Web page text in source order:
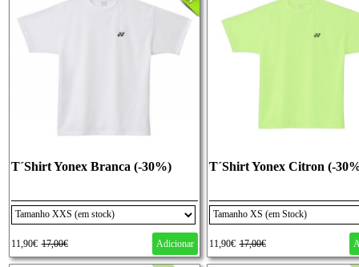
T´Shirt Yonex Branca (-30%)
11,90€ 17,00€ Adicionar
T´Shirt Yonex Citron (-
11,90€ 17,00€